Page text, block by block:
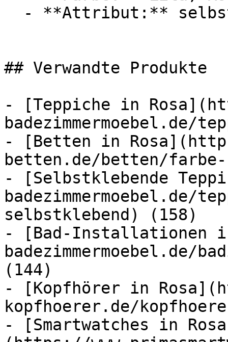
## Verwandte Produkte
- [Teppiche in
badezimmermoebel.de/
- [Betten in
betten.de/betten/
- [Selbstklebende
badezimmermoebel.de/
selbstklebend) (158)
- [Bad-Installationen
(144)
- [Kopfhörer in
kopfhoerer.de/
- [Smartwatches in